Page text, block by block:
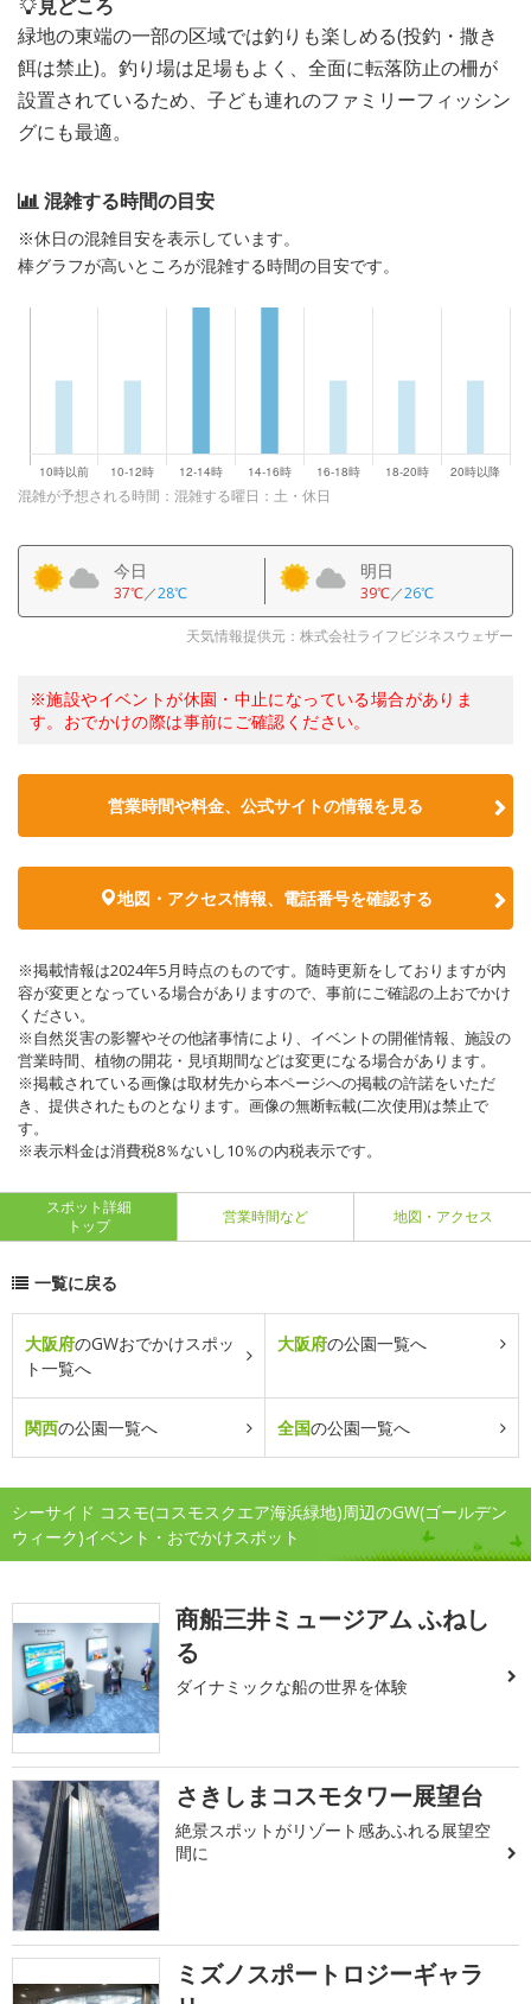
見どころ
緑地の東端の一部の区域では釣りも楽しめる(投釣・撒き
餌は禁止)。釣り場は足場もよく、全面に転落防止の柵が
設置されているため、子ども連れのファミリーフィッシン
グにも最適。
混雑する時間の目安
※休日の混雑目安を表示しています。
棒グラフが高いところが混雑する時間の目安です。
混雑が予想される時間：混雑する曜日：土・休日
今日
37℃／28℃
明日
39℃／26℃
天気情報提供元：株式会社ライフビジネスウェザー
※施設やイベントが休園・中止になっている場合がありま
す。おでかけの際は事前にご確認ください。
営業時間や料金、公式サイトの情報を見る
地図・アクセス情報、電話番号を確認する
※掲載情報は2024年5月時点のものです。随時更新をしておりますが内
容が変更となっている場合がありますので、事前にご確認の上おでかけ
ください。
※自然災害の影響やその他諸事情により、イベントの開催情報、施設の
営業時間、植物の開花・見頃期間などは変更になる場合があります。
※掲載されている画像は取材先から本ページへの掲載の許諾をいただ
き、提供されたものとなります。画像の無断転載(二次使用)は禁止で
す。
※表示料金は消費税8％ないし10％の内税表示です。
スポット詳細
トップ
営業時間など 地図・アクセス
一覧に戻る
大阪府のGWおでかけスポッ
ト一覧へ
大阪府の公園一覧へ
関西の公園一覧へ 全国の公園一覧へ
シーサイド コスモ(コスモスクエア海浜緑地)周辺のGW(ゴールデン
ウィーク)イベント・おでかけスポット
商船三井ミュージアム ふねし
る
ダイナミックな船の世界を体験
さきしまコスモタワー展望台
絶景スポットがリゾート感あふれる展望空
間に
ミズノスポートロジーギャラ